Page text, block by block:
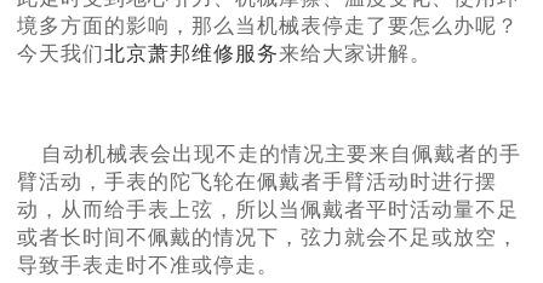
境多方面的影响，那么当机械表停走了要怎么办呢？
今天我们 北京萧邦维修服务来给大家讲解。
自动机械表会出现不走的情况主要来自佩戴者的手
臂活动，手表的陀飞轮在佩戴者手臂活动时进行摆
动，从而给手表上弦，所以当佩戴者平时活动量不足
或者长时间不佩戴的情况下，弦力就会不足或放空，
导致手表走时不准或停走。